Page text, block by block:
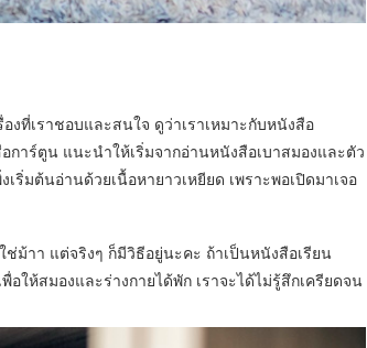
งที่เราชอบและสนใจ ดูว่าเราเหมาะกับหนังสือ
าร์ตูน แนะนำให้เริ่มจากอ่านหนังสือเบาสมองและตัว
ริ่มต้นอ่านด้วยเนื้อหายาวเหยียด เพราะพอเปิดมาเจอ
ม้าา แต่จริงๆ ก็มีวิธีอยู่นะคะ ถ้าเป็นหนังสือเรียน
ให้สมองและร่างกายได้พัก เราจะได้ไม่รู้สึกเครียดจน